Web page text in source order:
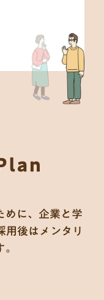
めに、企業と学
用後はメンタリ